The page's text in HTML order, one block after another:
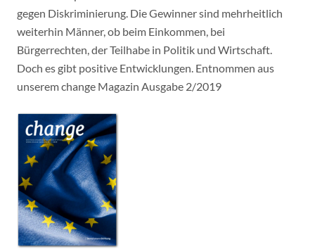
gegen Diskriminierung. Die Gewinner sind mehrheitlich
weiterhin Männer, ob beim Einkommen, bei
Bürgerrechten, der Teilhabe in Politik und Wirtschaft.
Doch es gibt positive Entwicklungen. Entnommen aus
unserem change Magazin Ausgabe 2/2019